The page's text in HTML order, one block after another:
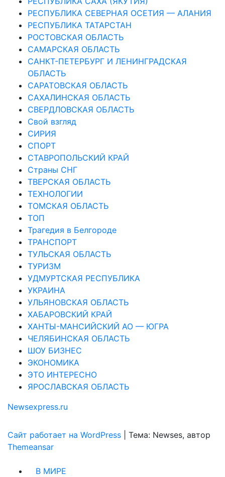
РЕСПУБЛИКА СЕВЕРНАЯ ОСЕТИЯ — АЛАНИЯ
РЕСПУБЛИКА ТАТАРСТАН
РОСТОВСКАЯ ОБЛАСТЬ
САМАРСКАЯ ОБЛАСТЬ
САНКТ-ПЕТЕРБУРГ И ЛЕНИНГРАДСКАЯ
ОБЛАСТЬ
САРАТОВСКАЯ ОБЛАСТЬ
САХАЛИНСКАЯ ОБЛАСТЬ
СВЕРДЛОВСКАЯ ОБЛАСТЬ
Свой взгляд
СИРИЯ
СПОРТ
СТАВРОПОЛЬСКИЙ КРАЙ
Страны СНГ
ТВЕРСКАЯ ОБЛАСТЬ
ТЕХНОЛОГИИ
ТОМСКАЯ ОБЛАСТЬ
ТОП
Трагедия в Белгороде
ТРАНСПОРТ
ТУЛЬСКАЯ ОБЛАСТЬ
ТУРИЗМ
УДМУРТСКАЯ РЕСПУБЛИКА
УКРАИНА
УЛЬЯНОВСКАЯ ОБЛАСТЬ
ХАБАРОВСКИЙ КРАЙ
ХАНТЫ-МАНСИЙСКИЙ АО — ЮГРА
ЧЕЛЯБИНСКАЯ ОБЛАСТЬ
ШОУ БИЗНЕС
ЭКОНОМИКА
ЭТО ИНТЕРЕСНО
ЯРОСЛАВСКАЯ ОБЛАСТЬ
Newsexpress.ru
Сайт работает на WordPress
Тема: Newses, автор
Themeansar
В МИРЕ